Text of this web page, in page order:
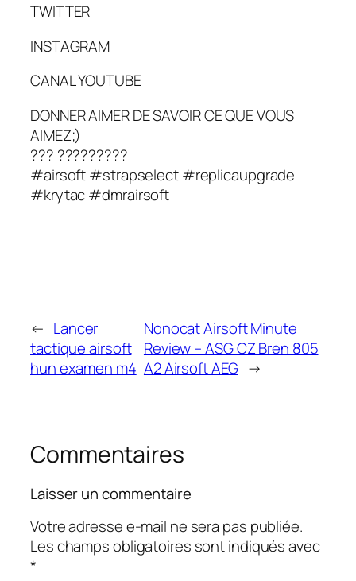
TWITTER
INSTAGRAM
CANAL YOUTUBE
DONNER AIMER DE SAVOIR CE QUE VOUS
AIMEZ;)
??? ?????????
#airsoft #strapselect #replicaupgrade
#krytac #dmrairsoft
← Lancer
tactique airsoft
hun examen m4
Nonocat Airsoft Minute
Review – ASG CZ Bren 805
A2 Airsoft AEG →
Commentaires
Laisser un commentaire
Votre adresse e-mail ne sera pas publiée.
Les champs obligatoires sont indiqués avec
*